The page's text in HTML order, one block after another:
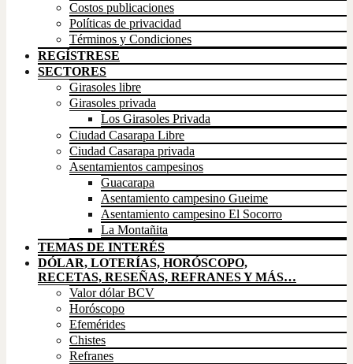
Costos publicaciones
Políticas de privacidad
Términos y Condiciones
REGÍSTRESE
SECTORES
Girasoles libre
Girasoles privada
Los Girasoles Privada
Ciudad Casarapa Libre
Ciudad Casarapa privada
Asentamientos campesinos
Guacarapa
Asentamiento campesino Gueime
Asentamiento campesino El Socorro
La Montañita
TEMAS DE INTERÉS
DÓLAR, LOTERÍAS, HORÓSCOPO,
RECETAS, RESEÑAS, REFRANES Y MÁS…
Valor dólar BCV
Horóscopo
Efemérides
Chistes
Refranes